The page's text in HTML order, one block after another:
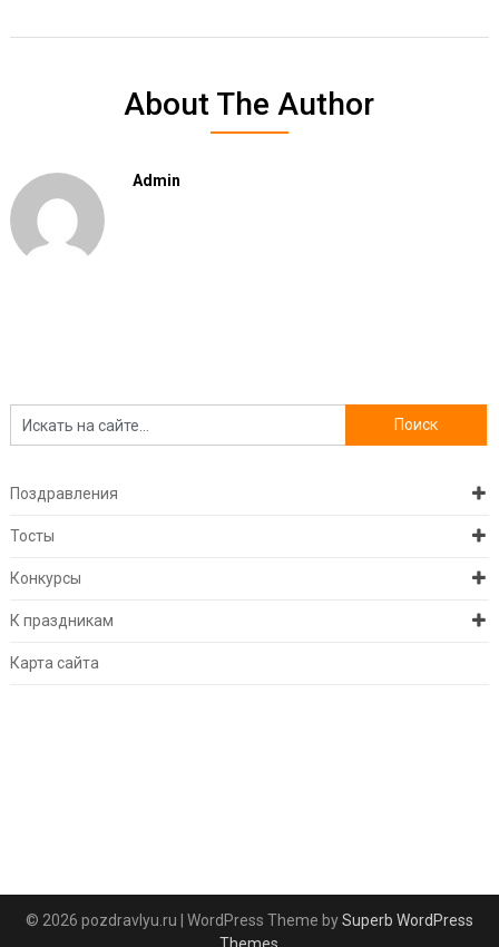
About The Author
Admin
Поздравления
Тосты
Конкурсы
К праздникам
Карта сайта
© 2026 pozdravlyu.ru | WordPress Theme bySuperb WordPress